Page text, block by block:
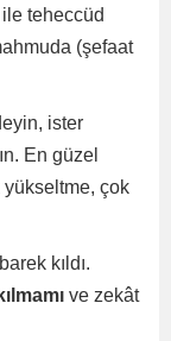
teheccüd
(şefaat
ister
En güzel
çok
kıldı.
ve zekât